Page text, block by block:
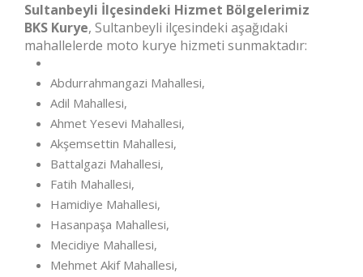
Sultanbeyli İlçesindeki Hizmet Bölgelerimiz
BKS Kurye, Sultanbeyli ilçesindeki aşağıdaki
mahallelerde moto kurye hizmeti sunmaktadır:
Abdurrahmangazi Mahallesi,
Adil Mahallesi,
Ahmet Yesevi Mahallesi,
Akşemsettin Mahallesi,
Battalgazi Mahallesi,
Fatih Mahallesi,
Hamidiye Mahallesi,
Hasanpaşa Mahallesi,
Mecidiye Mahallesi,
Mehmet Akif Mahallesi,